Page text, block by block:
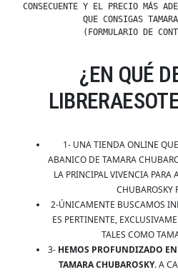
CONSECUENTE Y EL PRECIO MÁS
QUE CONSIGAS
(FORMULARIO DE
¿EN QUÉ
1- UNA TIENDA ONLINE
ABANICO DE TAMARA
LA PRINCIPAL VIVENCIA PARA
CHUBAROSKY
2-ÚNICAMENTE BUSCAMOS
ES PERTINENTE,
TALES COMO
3- HEMOS PROFUNDIZADO
TAMARA CHUBAROSKY. A